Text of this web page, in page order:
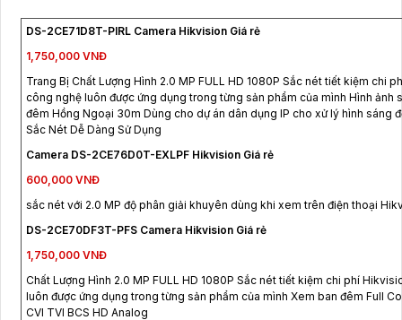
DS-2CE71D8T-PIRL Camera Hikvision Giá rẻ
1,750,000 VNĐ
Trang Bị Chất Lượng Hình 2.0 MP FULL HD 1080P Sắc nét tiết kiệm chi
công nghệ luôn được ứng dụng trong từng sản phẩm của mình Hình ảnh
đêm Hồng Ngoại 30m Dùng cho dự án dân dụng IP cho xử lý hình sáng
Sắc Nét Dễ Dàng Sử Dụng
Camera DS-2CE76D0T-EXLPF Hikvision Giá rẻ
600,000 VNĐ
sắc nét với 2.0 MP độ phân giải khuyên dùng khi xem trên điện thoại
DS-2CE70DF3T-PFS Camera Hikvision Giá rẻ
1,750,000 VNĐ
Chất Lượng Hình 2.0 MP FULL HD 1080P Sắc nét tiết kiệm chi phí
luôn được ứng dụng trong từng sản phẩm của mình Xem ban đêm Full
CVI TVI BCS HD Analog